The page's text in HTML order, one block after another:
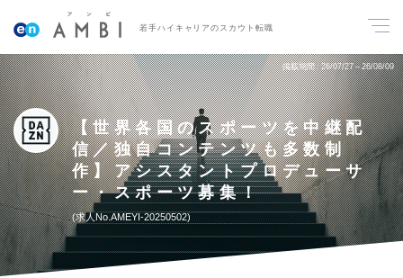
若手ハイキャリアのスカウト転職
掲載期間 26/07/27～26/08/09
【世界各国のスポーツを中継配
信／独自コンテンツも多数制
作】アシスタントプロデューサ
ー・スポーツ募集！
求人No.AMEYI-20250502